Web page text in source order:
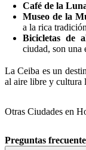
Café de la
Museo de la
a la rica
Bicicletas de
ciudad, son una
La Ceiba es un
al aire libre y cultura
Otras Ciudades en
Preguntas